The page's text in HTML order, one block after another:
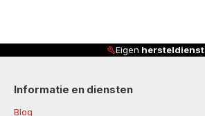
Eigen hersteldienst
Informatie en diensten
Blog